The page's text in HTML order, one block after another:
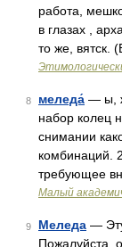
работа,
в глазах ,
то же, вятск.
8 меледа́ — ы,
набор колец
снимании
комбинаций.
требующее
Малый
9 Меледа —
Пожалуйста,